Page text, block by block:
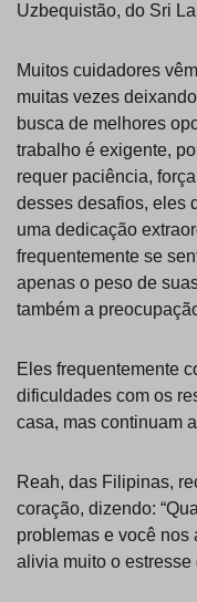
Uzbequistão, do Sri
Muitos cuidadores
muitas vezes
busca de melhores
trabalho é exigente,
requer paciência,
desses desafios, eles
uma dedicação
frequentemente se
apenas o peso de
também a
Eles frequentemente
dificuldades com os
casa, mas continuam
Reah, das Filipinas,
coração, dizendo:
problemas e você nos
alivia muito o estresse